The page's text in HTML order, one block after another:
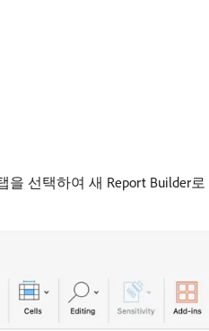
을 선택하여 새 Report Builder